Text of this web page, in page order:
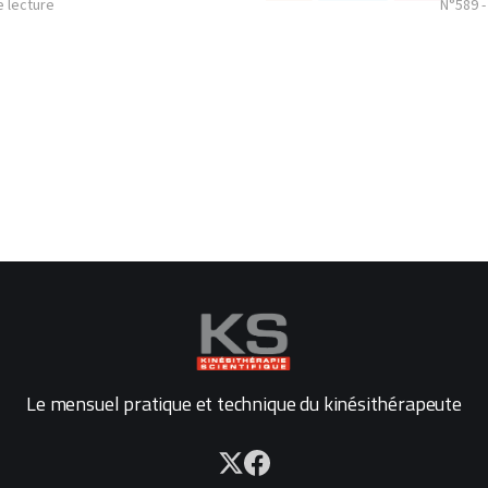
lecture N°589
Le mensuel pratique et technique du kinésithérapeute